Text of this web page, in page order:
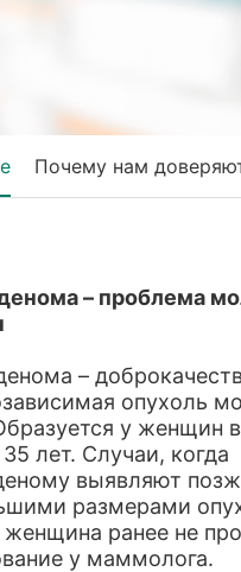
Почему нам
– проблема
–
опухоль
у женщин
лет. Случаи, когда
выявляют
размерами
женщина ранее не
у маммолога.